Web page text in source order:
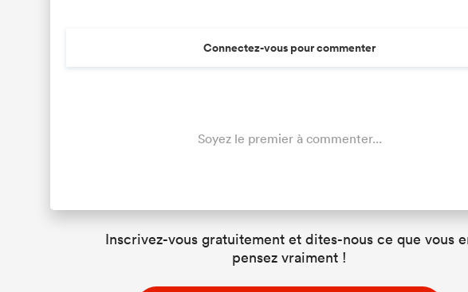
Connectez-vous pour commenter
Soyez le premier à commenter...
Inscrivez-vous gratuitement et dites-nous ce que vous
pensez vraiment !